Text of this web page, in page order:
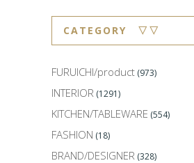
CATEGORY ▽▽
FURUICHI/product (973)
INTERIOR (1291)
KITCHEN/TABLEWARE (554)
FASHION (18)
BRAND/DESIGNER (328)